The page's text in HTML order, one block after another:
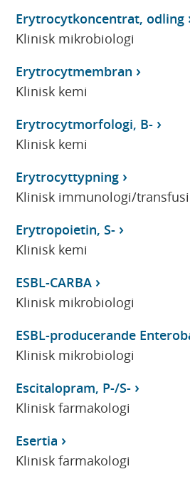
Erytrocytkoncentrat, odling
Klinisk mikrobiologi
Erytrocytmembran
Klinisk kemi
Erytrocytmorfologi, B-
Klinisk kemi
Erytrocyttypning
Klinisk immunologi/
Erytropoietin, S-
Klinisk kemi
ESBL-CARBA
Klinisk mikrobiologi
ESBL-producerande
Klinisk mikrobiologi
Escitalopram, P-/S-
Klinisk farmakologi
Esertia
Klinisk farmakologi